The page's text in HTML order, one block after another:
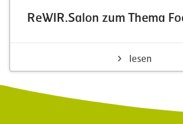
ReWIR.Salon zum Thema
lesen